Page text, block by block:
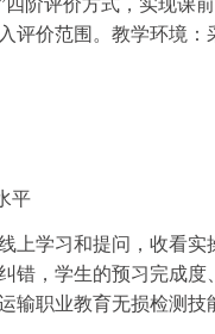
阶评价方式，实现课
评价范围。教学环境
平
上学习和提问，收看
错，学生的预习完成
输职业教育无损检测技